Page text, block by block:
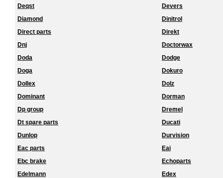
Deqst
Devers
Diamond
Dinitrol
Direct parts
Direkt
Dnj
Doctorwax
Doda
Dodge
Doga
Dokuro
Dollex
Dolz
Dominant
Dorman
Dp group
Dremel
Dt spare parts
Ducati
Dunlop
Durvision
Eac parts
Eai
Ebc brake
Echoparts
Edelmann
Edex